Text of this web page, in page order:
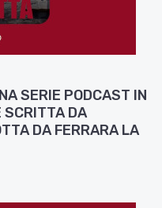
SERIE PODCAST IN
SCRITTA DA
DA FERRARA LA